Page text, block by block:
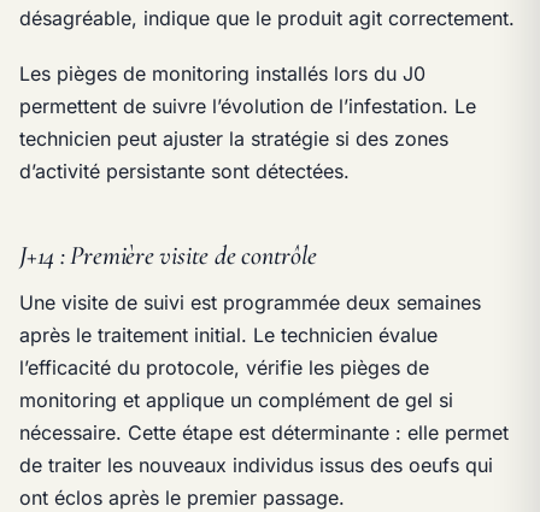
désagréable, indique que le produit agit correctement.
Les pièges de monitoring installés lors du J0
permettent de suivre l’évolution de l’infestation. Le
technicien peut ajuster la stratégie si des zones
d’activité persistante sont détectées.
J+14 : Première visite de contrôle
Une visite de suivi est programmée deux semaines
après le traitement initial. Le technicien évalue
l’efficacité du protocole, vérifie les pièges de
monitoring et applique un complément de gel si
nécessaire. Cette étape est déterminante : elle permet
de traiter les nouveaux individus issus des oeufs qui
ont éclos après le premier passage.